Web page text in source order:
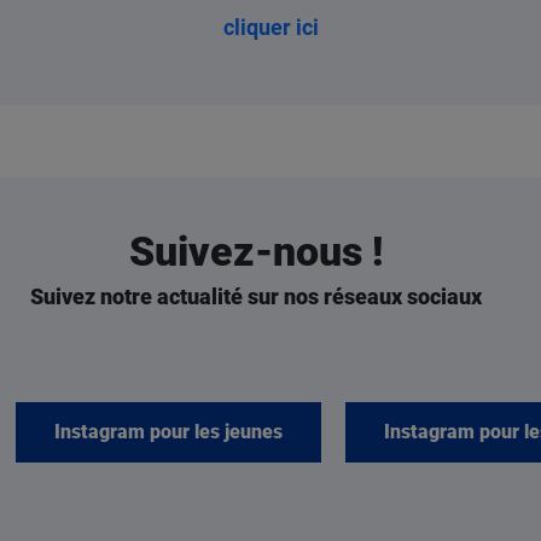
cliquer ici
Suivez-nous !
Suivez notre actualité sur nos réseaux sociaux
Instagram pour les jeunes Instagram pour